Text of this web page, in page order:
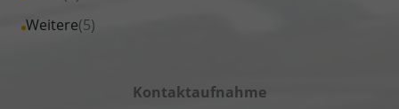
anzeigen
Volkswagen
Fahrzeuge
Weitere(5)
Alle
Kontaktaufnahme